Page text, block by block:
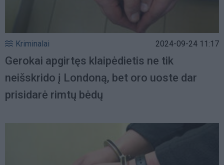
Kriminalai 2024-09-24 11:17
Gerokai apgirtęs klaipėdietis ne tik
neišskrido į Londoną, bet oro uoste dar
prisidarė rimtų bėdų